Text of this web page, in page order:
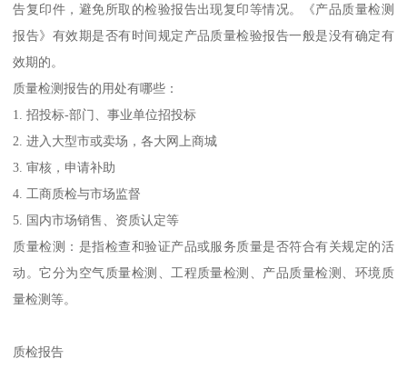
告复印件，避免所取的检验报告出现复印等情况。《产品质量检测
报告》有效期是否有时间规定产品质量检验报告一般是没有确定有
效期的。
质量检测报告的用处有哪些：
1. 招投标-部门、事业单位招投标
2. 进入大型市或卖场，各大网上商城
3. 审核，申请补助
4. 工商质检与市场监督
5. 国内市场销售、资质认定等
质量检测：是指检查和验证产品或服务质量是否符合有关规定的活
动。它分为空气质量检测、工程质量检测、产品质量检测、环境质
量检测等。
质检报告